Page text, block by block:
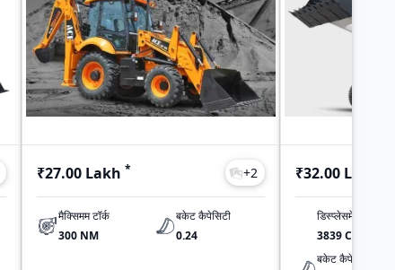
₹27.00 Lakh * +2
मैक्सिमम टॉर्क
300 NM
बकेट कैपेसिटी
0.24
₹32.00 Lakh
डिस्प्लेसमेंट
3839 CC
बकेट कैपेसिटी